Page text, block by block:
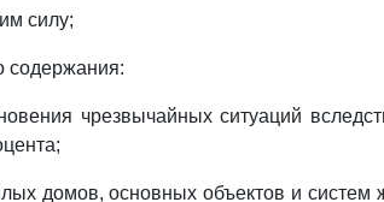
силу;
содержания:
чрезвычайных ситуаций
домов, основных объектов и систем